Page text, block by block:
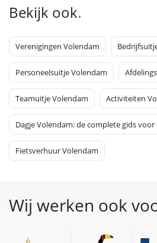
Bekijk ook.
Verenigingen Volendam
Personeelsuitje Volendam
Teamuitje Volendam Activiteiten
Dagje Volendam: de complete gids
Fietsverhuur Volendam
Wij werken ook